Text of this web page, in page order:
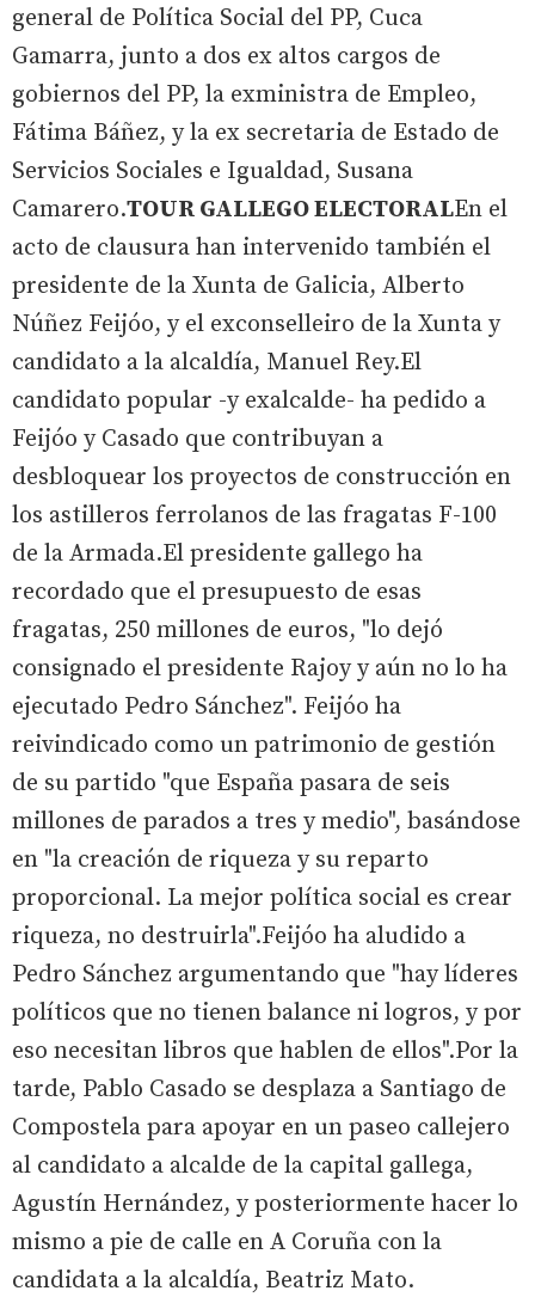
general de Política Social del PP, Cuca
Gamarra, junto a dos ex altos cargos de
gobiernos del PP, la exministra de Empleo,
Fátima Báñez, y la ex secretaria de Estado de
Servicios Sociales e Igualdad, Susana
Camarero.TOUR GALLEGO ELECTORALEn el
acto de clausura han intervenido también el
presidente de la Xunta de Galicia, Alberto
Núñez Feijóo, y el exconselleiro de la Xunta y
candidato a la alcaldía, Manuel Rey.El
candidato popular -y exalcalde- ha pedido a
Feijóo y Casado que contribuyan a
desbloquear los proyectos de construcción en
los astilleros ferrolanos de las fragatas F-100
de la Armada.El presidente gallego ha
recordado que el presupuesto de esas
fragatas, 250 millones de euros, "lo dejó
consignado el presidente Rajoy y aún no lo ha
ejecutado Pedro Sánchez". Feijóo ha
reivindicado como un patrimonio de gestión
de su partido "que España pasara de seis
millones de parados a tres y medio", basándose
en "la creación de riqueza y su reparto
proporcional. La mejor política social es crear
riqueza, no destruirla".Feijóo ha aludido a
Pedro Sánchez argumentando que "hay líderes
políticos que no tienen balance ni logros, y por
eso necesitan libros que hablen de ellos".Por la
tarde, Pablo Casado se desplaza a Santiago de
Compostela para apoyar en un paseo callejero
al candidato a alcalde de la capital gallega,
Agustín Hernández, y posteriormente hacer lo
mismo a pie de calle en A Coruña con la
candidata a la alcaldía, Beatriz Mato.